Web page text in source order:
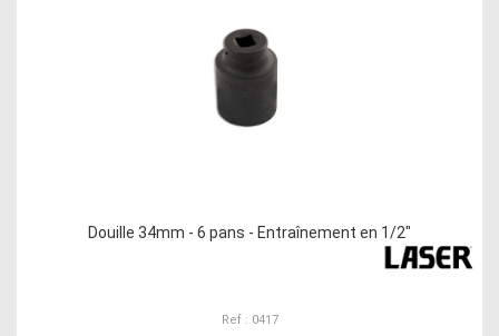
Douille 34mm - 6 pans - Entraînement en 1/2"
Ref : 0417